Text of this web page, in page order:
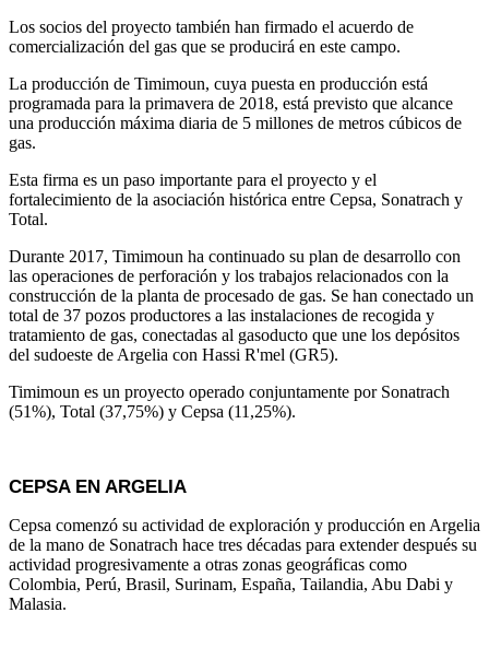
Los socios del proyecto también han firmado el acuerdo de
comercialización del gas que se producirá en este campo.
La producción de Timimoun, cuya puesta en producción está
programada para la primavera de 2018, está previsto que alcance
una producción máxima diaria de 5 millones de metros cúbicos de
gas.
Esta firma es un paso importante para el proyecto y el
fortalecimiento de la asociación histórica entre Cepsa, Sonatrach y
Total.
Durante 2017, Timimoun ha continuado su plan de desarrollo con
las operaciones de perforación y los trabajos relacionados con la
construcción de la planta de procesado de gas. Se han conectado un
total de 37 pozos productores a las instalaciones de recogida y
tratamiento de gas, conectadas al gasoducto que une los depósitos
del sudoeste de Argelia con Hassi R'mel (GR5).
Timimoun es un proyecto operado conjuntamente por Sonatrach
(51%), Total (37,75%) y Cepsa (11,25%).
CEPSA EN ARGELIA
Cepsa comenzó su actividad de exploración y producción en Argelia
de la mano de Sonatrach hace tres décadas para extender después su
actividad progresivamente a otras zonas geográficas como
Colombia, Perú, Brasil, Surinam, España, Tailandia, Abu Dabi y
Malasia.